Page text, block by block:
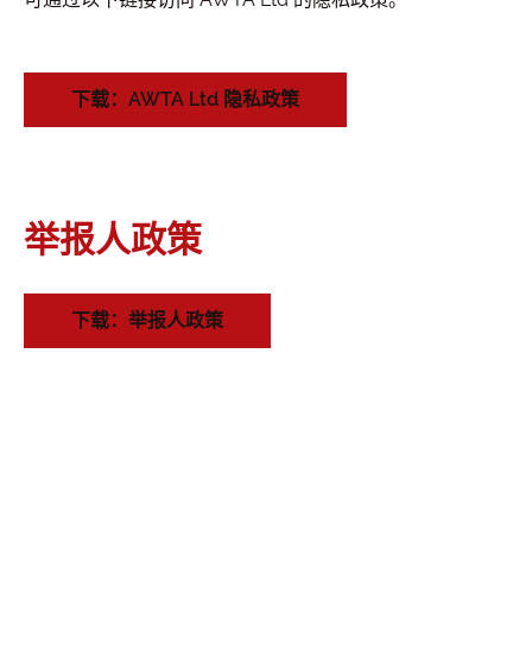
下载：AWTA Ltd 隐私政策
举报人政策
下载：举报人政策